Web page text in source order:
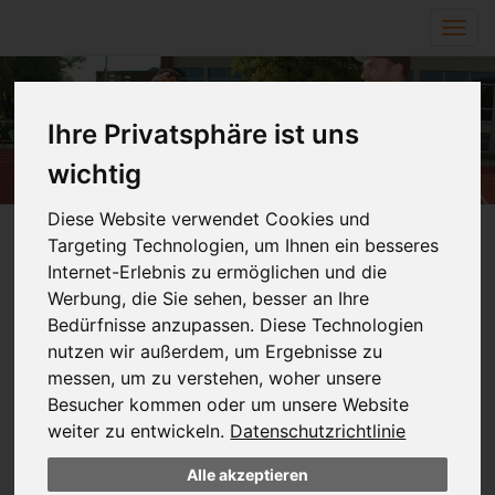
Ihre Privatsphäre ist uns
wichtig
Diese Website verwendet Cookies und
Targeting Technologien, um Ihnen ein besseres
Internet-Erlebnis zu ermöglichen und die
Werbung, die Sie sehen, besser an Ihre
Bedürfnisse anzupassen. Diese Technologien
nutzen wir außerdem, um Ergebnisse zu
messen, um zu verstehen, woher unsere
Besucher kommen oder um unsere Website
weiter zu entwickeln. Datenschutzrichtlinie
Alle akzeptieren
ein-/
Schulsozialarbeit
Ende 2014 wurde eine halbe Stelle Schulsozialarbeit an
der Bönninghardt-Schule installiert, seit 2018 wird diese
nun als Vollzeit-Stelle von Herrn Stefan Zangerle
besetzt. Seit 2025 gibt es eine weitere halbe Stelle
Schulsozialarbeit, welche durch Frau Lisa Spiga besetzt
wird.
Aufgrund der zunehmenden Komplexität von Erziehung
und Bildung ist Schulsozialarbeit ein relevanter Aspekt